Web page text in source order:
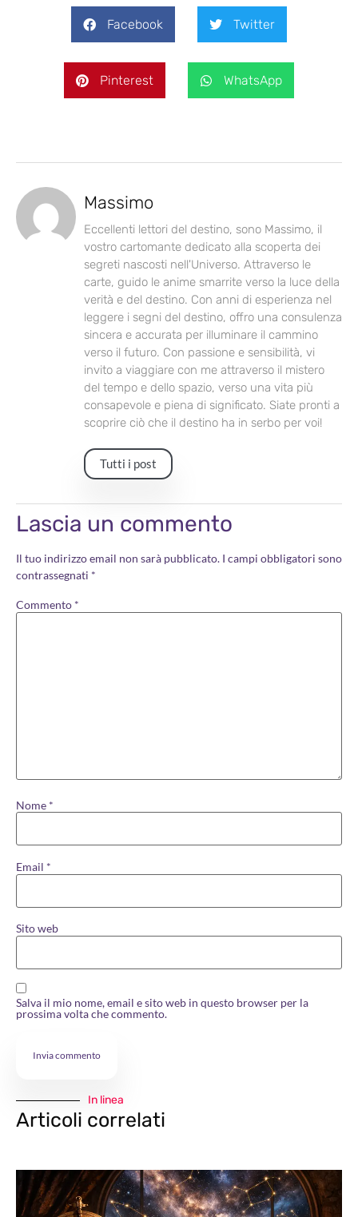
Facebook Twitter
Pinterest WhatsApp
Massimo
Eccellenti lettori del destino, sono Massimo, il
vostro cartomante dedicato alla scoperta dei
segreti nascosti nell'Universo. Attraverso le
carte, guido le anime smarrite verso la luce della
verità e del destino. Con anni di esperienza nel
leggere i segni del destino, offro una consulenza
sincera e accurata per illuminare il cammino
verso il futuro. Con passione e sensibilità, vi
invito a viaggiare con me attraverso il mistero
del tempo e dello spazio, verso una vita più
consapevole e piena di significato. Siate pronti a
scoprire ciò che il destino ha in serbo per voi!
Tutti i post
Lascia un commento
Il tuo indirizzo email non sarà pubblicato. I campi obbligatori sono
contrassegnati *
Commento *
Nome *
Email *
Sito web
Salva il mio nome, email e sito web in questo browser per la
prossima volta che commento.
In linea
Articoli correlati